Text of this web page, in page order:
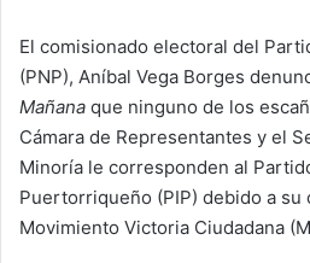
El comisionado electoral del
(PNP), Aníbal Vega Borges
Mañana que ninguno de los
Cámara de Representantes y el
Minoría le corresponden al
Puertorriqueño (PIP) debido a su
Movimiento Victoria Ciudadana